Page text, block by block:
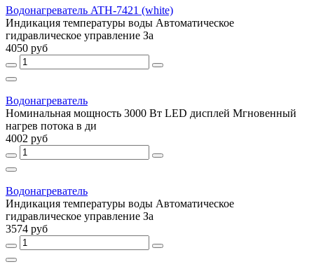
Водонагреватель ATH-7421 (white)
Индикация температуры воды Автоматическое
гидравлическое управление За
4050 руб
Водонагреватель
Номинальная мощность 3000 Вт LED дисплей Мгновенный
нагрев потока в ди
4002 руб
Водонагреватель
Индикация температуры воды Автоматическое
гидравлическое управление За
3574 руб